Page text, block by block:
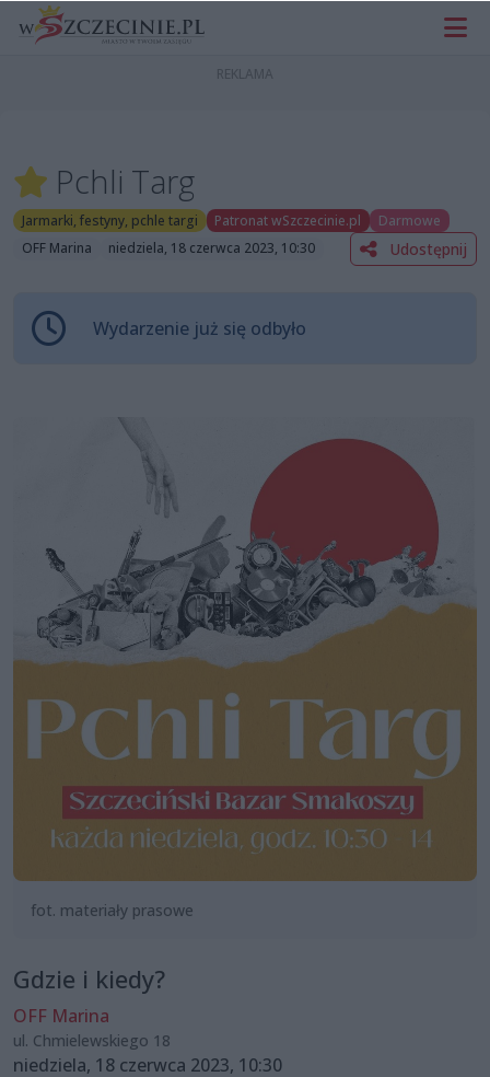
Pchli Targ
Jarmarki, festyny, pchle targi Patronat wSzczecinie.pl
Darmowe
OFF Marina
niedziela, 18 czerwca 2023, 10:30 Udostępnij
Wydarzenie już się odbyło
fot. materiały prasowe
Gdzie i kiedy?
OFF Marina
ul. Chmielewskiego 18
niedziela, 18 czerwca 2023, 10:30